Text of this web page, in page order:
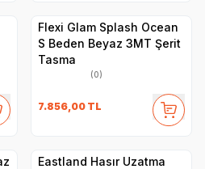
Flexi Glam Splash Ocean
S Beden Beyaz 3MT Şerit
Tasma
(0)
7.856,00 TL
Eastland Hasır Uzatma